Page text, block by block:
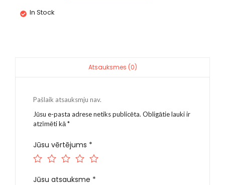
In Stock
Atsauksmes (0)
Pašlaik atsauksmju nav.
Jūsu e-pasta adrese netiks publicēta. Obligātie lauki ir
atzīmēti kā*
Jūsu vērtējums *
Jūsu atsauksme *